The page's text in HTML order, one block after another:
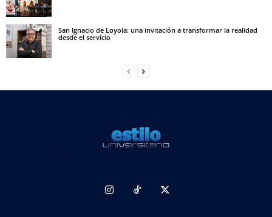
San Ignacio de Loyola: una invitación a transformar la realidad
desde el servicio